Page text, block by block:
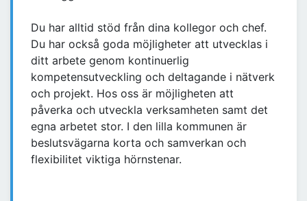
Du har alltid stöd från dina kollegor och chef.
Du har också goda möjligheter att utvecklas i
ditt arbete genom kontinuerlig
kompetensutveckling och deltagande i nätverk
och projekt. Hos oss är möjligheten att
påverka och utveckla verksamheten samt det
egna arbetet stor. I den lilla kommunen är
beslutsvägarna korta och samverkan och
flexibilitet viktiga hörnstenar.